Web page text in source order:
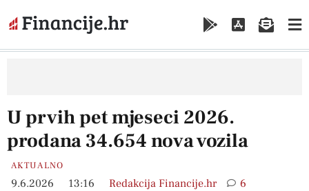
U prvih pet mjeseci 2026.
prodana 34.654 nova vozila
AKTUALNO
9.6.2026 13:16 Redakcija Financije.hr 6